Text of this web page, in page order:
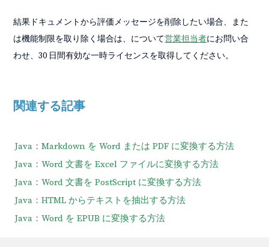
結果ドキュメントから評価メッセージを削除したい場合、また
は機能制限を取り除く場合は、について営業担当者にお問い合
わせ、30 日間有効な一時ライセンスを取得してください。
関連する記事
Java：Markdown を Word または PDF に変換する方法
Java：Word 文書を Excel ファイルに変換する方法
Java：Word 文書を PostScript に変換する方法
Java：HTML からテキストを抽出する方法
Java：Word を EPUB に変換する方法